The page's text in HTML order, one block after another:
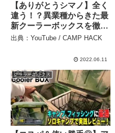
【ありがとうシマノ】全く
違う！？異業種からきた最
新クーラーボックスを徹底
レビュー【切断あり】 –
出典：YouTube / CAMP HACK
2022.06.11
クーラーボックス